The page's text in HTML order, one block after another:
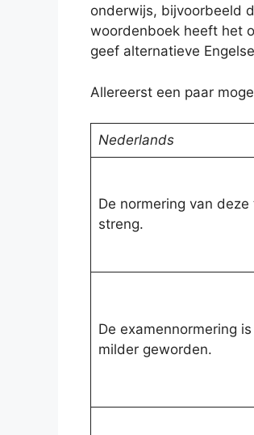
onderwijs, bijvoorbeeld
woordenboek heeft het
geef alternatieve
Allereerst een paar
Nederlands
De normering van
streng.
De examennormering
milder geworden.